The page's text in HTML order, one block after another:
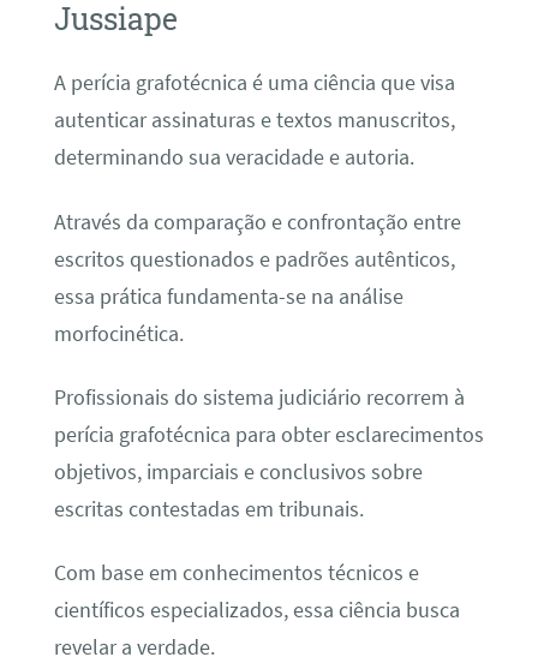
Jussiape
A perícia grafotécnica é uma ciência que visa
autenticar assinaturas e textos manuscritos,
determinando sua veracidade e autoria.
Através da comparação e confrontação entre
escritos questionados e padrões autênticos,
essa prática fundamenta-se na análise
morfocinética.
Profissionais do sistema judiciário recorrem à
perícia grafotécnica para obter esclarecimentos
objetivos, imparciais e conclusivos sobre
escritas contestadas em tribunais.
Com base em conhecimentos técnicos e
científicos especializados, essa ciência busca
revelar a verdade.